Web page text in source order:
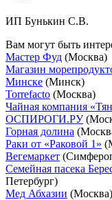
ИП Бунькин С.В.
Вам могут быть
Мастер Фуд (Москва)
Магазин
Минске (Минск)
Torrefacto (Москва)
Чайная компания
ОСПИРОГИ.РУ
Горная долина
Раки от «Раковой 1»
Вегемаркет
Семейная пасека
Петербург)
Мед Абхазии (Москва)